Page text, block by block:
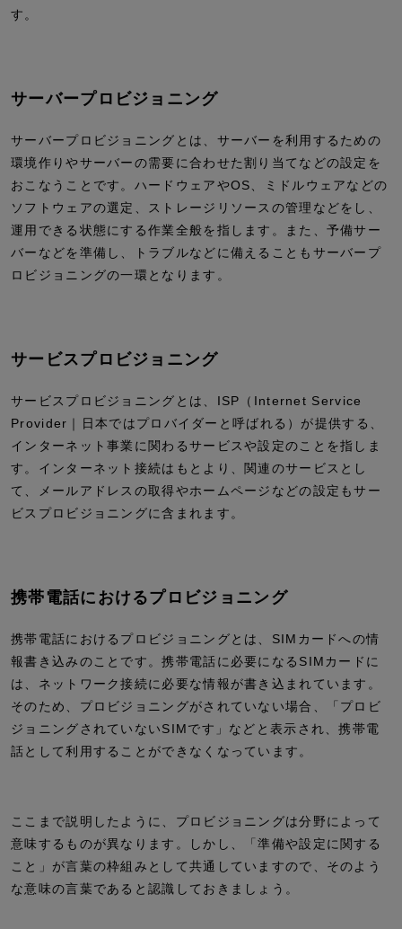
す。
サーバープロビジョニング
サーバープロビジョニングとは、サーバーを利用するための
環境作りやサーバーの需要に合わせた割り当てなどの設定を
おこなうことです。ハードウェアやOS、ミドルウェアなどの
ソフトウェアの選定、ストレージリソースの管理などをし、
運用できる状態にする作業全般を指します。また、予備サー
バーなどを準備し、トラブルなどに備えることもサーバープ
ロビジョニングの一環となります。
サービスプロビジョニング
サービスプロビジョニングとは、ISP（Internet Service
Provider｜日本ではプロバイダーと呼ばれる）が提供する、
インターネット事業に関わるサービスや設定のことを指しま
す。インターネット接続はもとより、関連のサービスとし
て、メールアドレスの取得やホームページなどの設定もサー
ビスプロビジョニングに含まれます。
携帯電話におけるプロビジョニング
携帯電話におけるプロビジョニングとは、SIMカードへの情
報書き込みのことです。携帯電話に必要になるSIMカードに
は、ネットワーク接続に必要な情報が書き込まれています。
そのため、プロビジョニングがされていない場合、「プロビ
ジョニングされていないSIMです」などと表示され、携帯電
話として利用することができなくなっています。
ここまで説明したように、プロビジョニングは分野によって
意味するものが異なります。しかし、「準備や設定に関する
こと」が言葉の枠組みとして共通していますので、そのよう
な意味の言葉であると認識しておきましょう。